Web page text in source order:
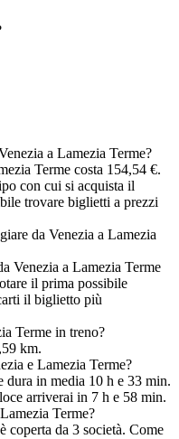
a Lamezia Terme?
Terme costa 154,54 €.
con cui si acquista il
trovare biglietti a prezzi
da Venezia a Lamezia
Venezia a Lamezia Terme
il prima possibile
il biglietto più
Terme in treno?
km.
e Lamezia Terme?
dura in media 10 h e 33 min.
arriverai in 7 h e 58 min.
Terme?
coperta da 3 società. Come